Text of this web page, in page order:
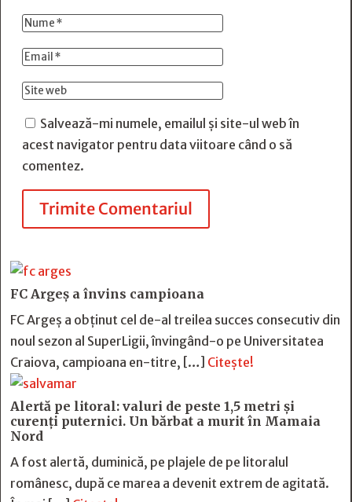
Salvează-mi numele, emailul și site-ul web în
acest navigator pentru data viitoare când o să
comentez.
Trimite Comentariul
FC Argeş a învins campioana
FC Argeş a obţinut cel de-al treilea succes consecutiv din
noul sezon al SuperLigii, învingând-o pe Universitatea
Craiova, campioana en-titre, […] Citește!
Alertă pe litoral: valuri de peste 1,5 metri și
curenți puternici. Un bărbat a murit în Mamaia
Nord
A fost alertă, duminică, pe plajele de pe litoralul
românesc, după ce marea a devenit extrem de agitată.